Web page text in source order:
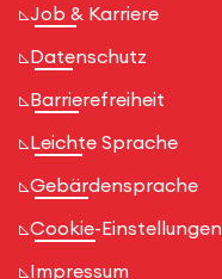
Job & Karriere
Datenschutz
Barrierefreiheit
Leichte Sprache
Gebärdensprache
Cookie-Einstellungen
Impressum